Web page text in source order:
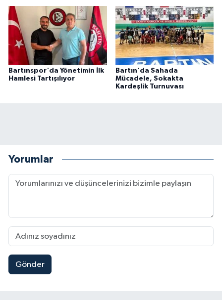
Bartınspor'da Yönetimin İlk
Hamlesi Tartışılıyor
Bartın'da Sahada
Mücadele, Sokakta
Kardeşlik Turnuvası
Yorumlar
Gönder